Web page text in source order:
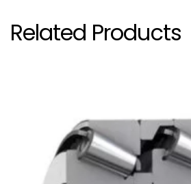
Related Products